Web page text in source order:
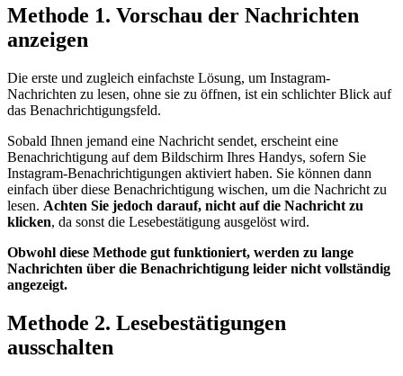
Methode 1. Vorschau der Nachrichten
anzeigen
Die erste und zugleich einfachste Lösung, um Instagram-
Nachrichten zu lesen, ohne sie zu öffnen, ist ein schlichter Blick auf
das Benachrichtigungsfeld.
Sobald Ihnen jemand eine Nachricht sendet, erscheint eine
Benachrichtigung auf dem Bildschirm Ihres Handys, sofern Sie
Instagram-Benachrichtigungen aktiviert haben. Sie können dann
einfach über diese Benachrichtigung wischen, um die Nachricht zu
lesen. Achten Sie jedoch darauf, nicht auf die Nachricht zu
klicken, da sonst die Lesebestätigung ausgelöst wird.
Obwohl diese Methode gut funktioniert, werden zu lange
Nachrichten über die Benachrichtigung leider nicht vollständig
angezeigt.
Methode 2. Lesebestätigungen
ausschalten